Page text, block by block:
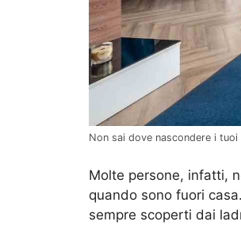
Non sai dove nascondere i
Molte persone, infatti,
quando sono fuori
sempre scoperti dai